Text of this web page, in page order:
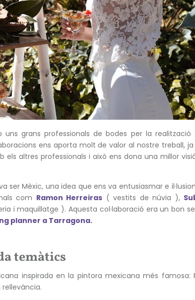
grans professionals de bodes per la realització
ens aporta molt de valor al nostre treball,
altres professionals i això ens dona una millor
Mèxic, una idea que ens va entusiasmar e
com Ramon Herreiras ( vestits de núvia ),
i maquillatge ). Aquesta col·laboració era un bon
planner a Tarragona.
temàtics
inspirada en la pintora mexicana més famosa:
rellevància.